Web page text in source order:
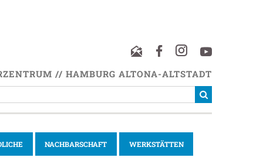
// HAMBURG ALTONA-ALTSTADT
NACHBARSCHAFT WERKSTÄTTEN